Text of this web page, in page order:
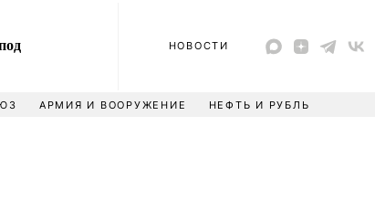
НОВОСТИ
АРМИЯ И ВООРУЖЕНИЕ НЕФТЬ И РУБЛЬ